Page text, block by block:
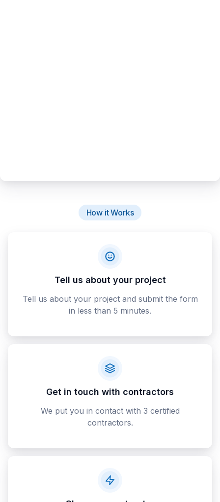
How it Works
Tell us about your project
Tell us about your project and submit the form
in less than 5 minutes.
Get in touch with contractors
We put you in contact with 3 certified
contractors.